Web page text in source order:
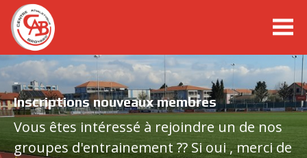
Stierenberglauf, Lac Noir, 01.08.2026
Trail du Val Cenis, 02.08.2026
-
Inscriptions nouveaux membres
Vous êtes intéressé à rejoindre un de nos
groupes d'entrainement ?? Si oui , merci de
10KM de Payerne - Dimanche 7 mars 2027
Ouverture des inscriptions: à définir
Oeffnung des Anmeldeportals: noch
festzulegen